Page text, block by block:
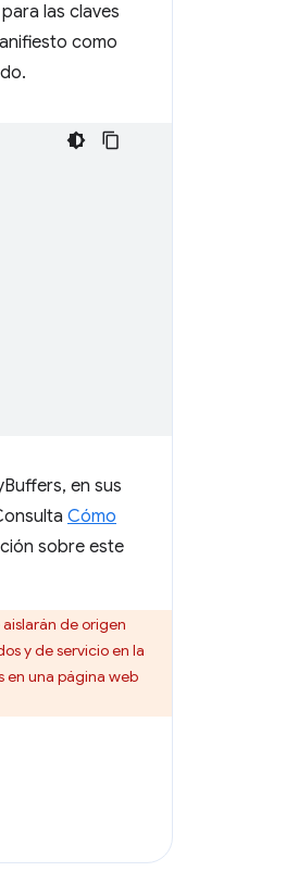
las claves
como
en sus
Cómo
sobre este
de origen
y de servicio en la
en una página web